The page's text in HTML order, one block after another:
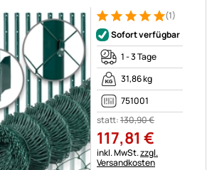
Bewertung: 5 von 5 (1
1 Bewertung
(1)
Sofort verfügbar
1 - 3 Tage
31,86 kg
751001
statt:130,90€
117,81 €
Steuerhinweis:
inkl. MwSt.zzgl.
Versandkosten